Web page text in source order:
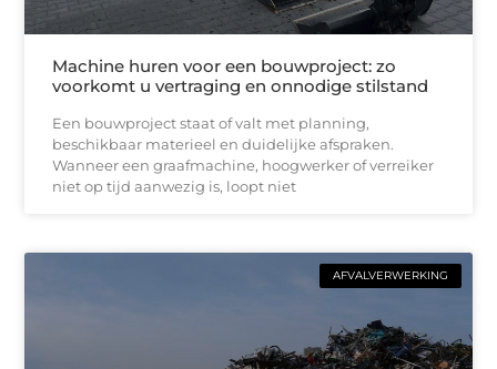
Machine huren voor een bouwproject: zo
voorkomt u vertraging en onnodige stilstand
Een bouwproject staat of valt met planning,
beschikbaar materieel en duidelijke afspraken.
Wanneer een graafmachine, hoogwerker of verreiker
niet op tijd aanwezig is, loopt niet
AFVALVERWERKING